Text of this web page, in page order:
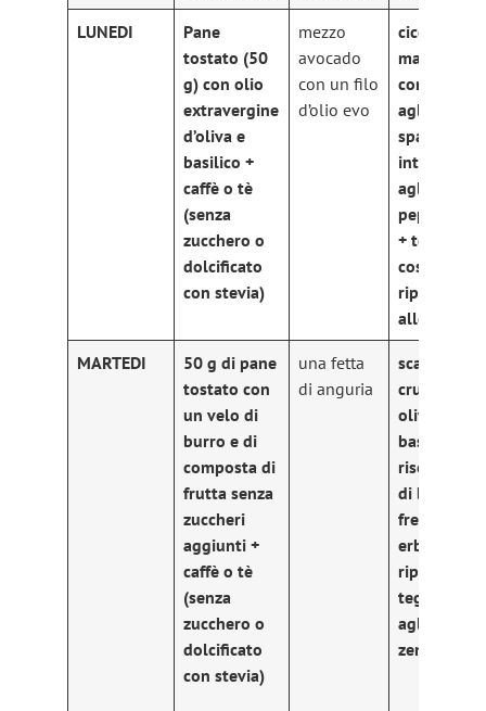
LUNEDI
Pane
tostato (50
g) con olio
extravergine
d’oliva e
basilico +
caffè o tè
(senza
zucchero o
dolcificato
con stevia)
mezzo
avocado
con un filo
d’olio evo
cicorino da
mazzetto
con olio e
aglio +
spaghetti
integrali
aglio, olio e
+ tegame di
coste
ripassate
allo
MARTEDI
50 g di pane
tostato con
un velo di
burro e di
composta di
frutta senza
zuccheri
aggiunti +
caffè o tè
(senza
zucchero o
dolcificato
con stevia)
una fetta
di anguria
scarola
cruda con
olive e
basilico +
riso al
di basilico
fresco +
erbette
ripassate in
tegame con
aglio e
zenzero